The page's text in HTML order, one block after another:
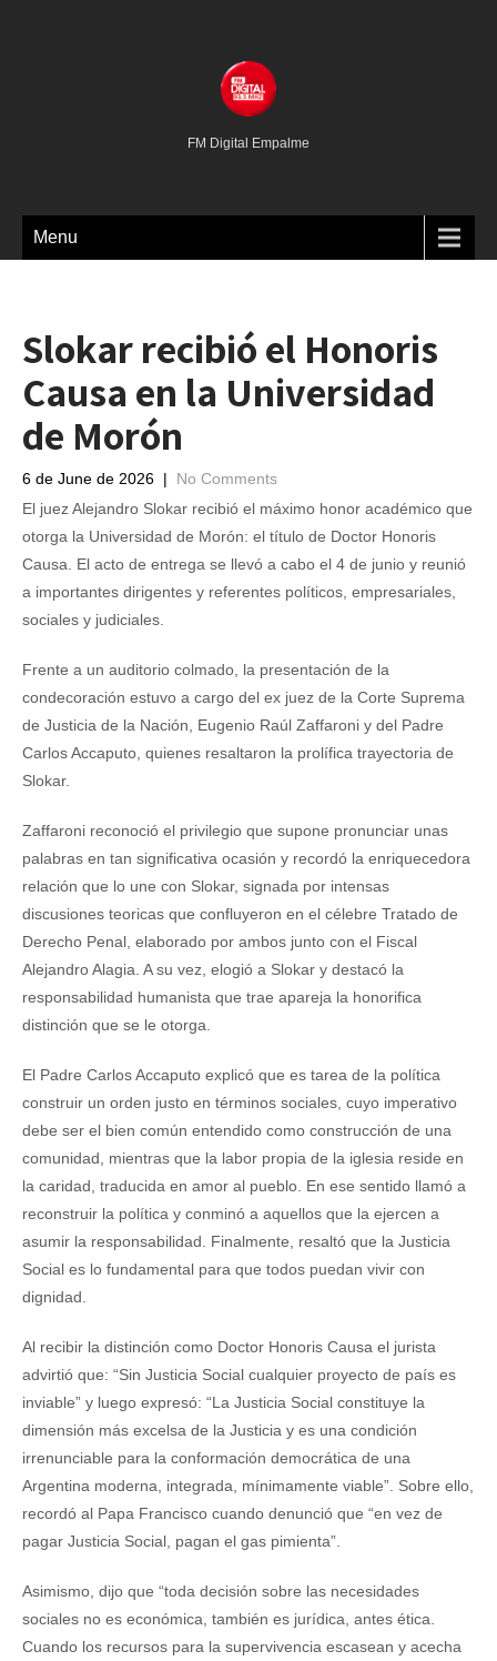
FM Digital Empalme
Menu
Slokar recibió el Honoris
Causa en la Universidad
de Morón
6 de June de 2026 | No Comments
El juez Alejandro Slokar recibió el máximo honor académico que
otorga la Universidad de Morón: el título de Doctor Honoris
Causa. El acto de entrega se llevó a cabo el 4 de junio y reunió
a importantes dirigentes y referentes políticos, empresariales,
sociales y judiciales.
Frente a un auditorio colmado, la presentación de la
condecoración estuvo a cargo del ex juez de la Corte Suprema
de Justicia de la Nación, Eugenio Raúl Zaffaroni y del Padre
Carlos Accaputo, quienes resaltaron la prolífica trayectoria de
Slokar.
Zaffaroni reconoció el privilegio que supone pronunciar unas
palabras en tan significativa ocasión y recordó la enriquecedora
relación que lo une con Slokar, signada por intensas
discusiones teoricas que confluyeron en el célebre Tratado de
Derecho Penal, elaborado por ambos junto con el Fiscal
Alejandro Alagia. A su vez, elogió a Slokar y destacó la
responsabilidad humanista que trae apareja la honorifica
distinción que se le otorga.
El Padre Carlos Accaputo explicó que es tarea de la política
construir un orden justo en términos sociales, cuyo imperativo
debe ser el bien común entendido como construcción de una
comunidad, mientras que la labor propia de la iglesia reside en
la caridad, traducida en amor al pueblo. En ese sentido llamó a
reconstruir la política y conminó a aquellos que la ejercen a
asumir la responsabilidad. Finalmente, resaltó que la Justicia
Social es lo fundamental para que todos puedan vivir con
dignidad.
Al recibir la distinción como Doctor Honoris Causa el jurista
advirtió que: “Sin Justicia Social cualquier proyecto de país es
inviable” y luego expresó: “La Justicia Social constituye la
dimensión más excelsa de la Justicia y es una condición
irrenunciable para la conformación democrática de una
Argentina moderna, integrada, mínimamente viable”. Sobre ello,
recordó al Papa Francisco cuando denunció que “en vez de
pagar Justicia Social, pagan el gas pimienta”.
Asimismo, dijo que “toda decisión sobre las necesidades
sociales no es económica, también es jurídica, antes ética.
Cuando los recursos para la supervivencia escasean y acecha